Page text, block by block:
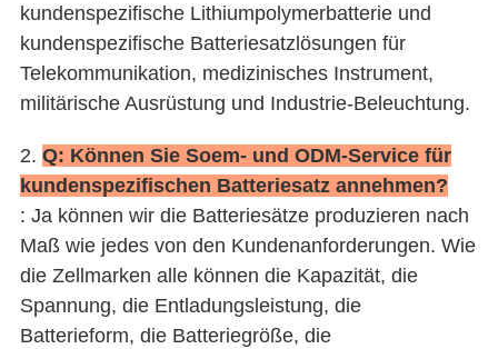
kundenspezifische Lithiumpolymerbatterie und
kundenspezifische Batteriesatzlösungen für
Telekommunikation, medizinisches Instrument,
militärische Ausrüstung und Industrie-Beleuchtung.
2. Q: Können Sie Soem- und ODM-Service für
kundenspezifischen Batteriesatz annehmen?
: Ja können wir die Batteriesätze produzieren nach
Maß wie jedes von den Kundenanforderungen. Wie
die Zellmarken alle können die Kapazität, die
Spannung, die Entladungsleistung, die
Batterieform, die Batteriegröße, die